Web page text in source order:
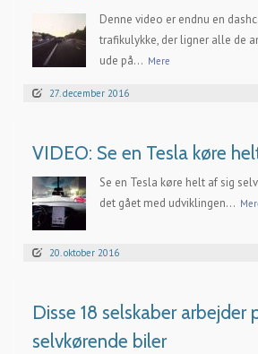
Denne video er endnu en
trafikulykke, der ligner alle de
ude på... Mere
27. december 2016
VIDEO: Se en Tesla køre
Se en Tesla køre helt af sig
det gået med udviklingen...
20. oktober 2016
Disse 18 selskaber arbejder
selvkørende biler